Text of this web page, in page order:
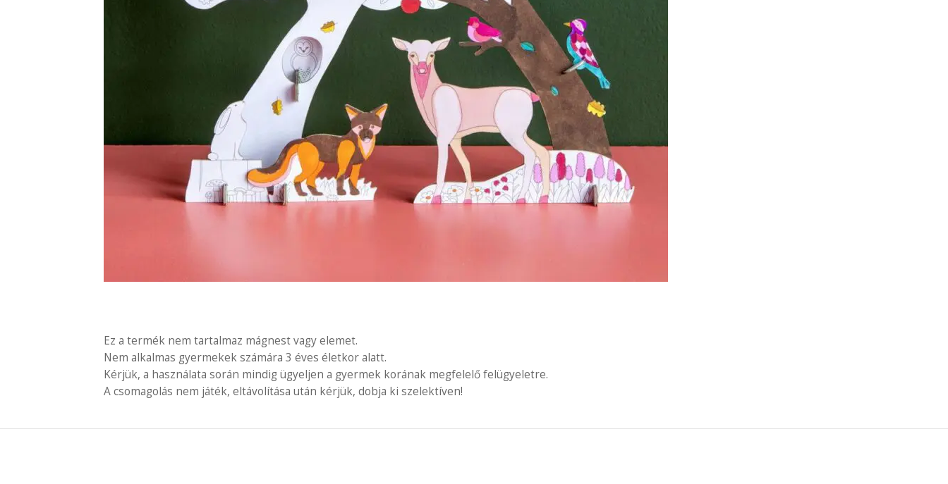
Ez a termék nem tartalmaz mágnest vagy elemet.
Nem alkalmas gyermekek számára 3 éves életkor alatt.
Kérjük, a használata során mindig ügyeljen a gyermek korának megfelelő felügyeletre.
A csomagolás nem játék, eltávolítása után kérjük, dobja ki szelektíven!